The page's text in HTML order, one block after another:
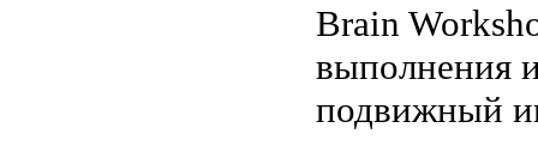
Brain
выполнения
подвижный